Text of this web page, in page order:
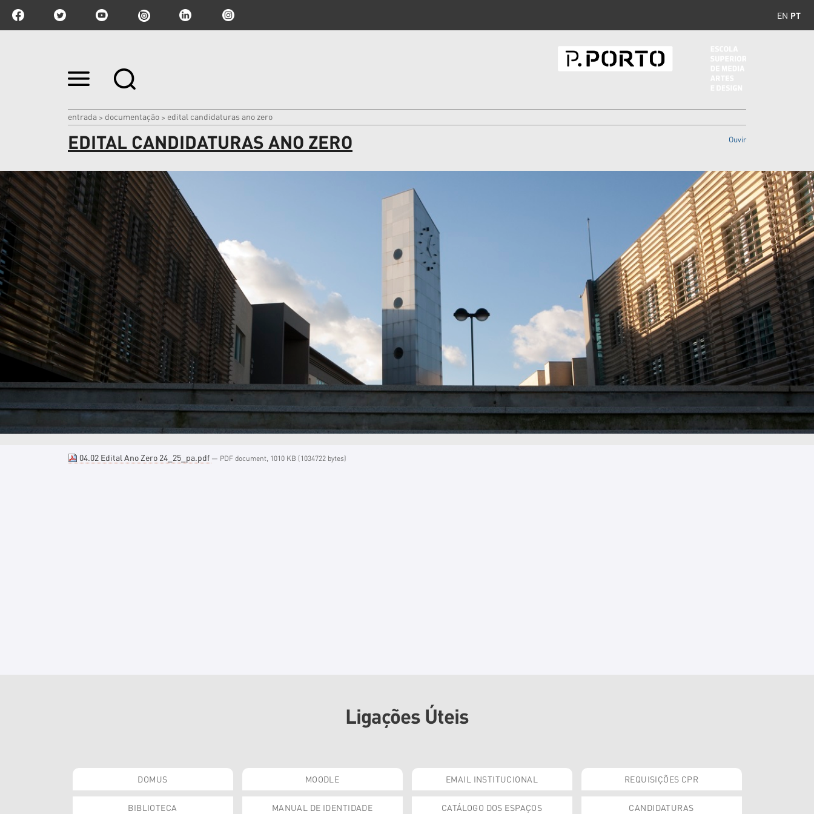
EN PT
Ir
para
|
Ir
para
entrada > documentação > edital candidaturas ano zero
EDITAL CANDIDATURAS ANO ZERO Ouvir
04.02 Edital Ano Zero 24_25_pa.pdf — PDF document, 1010 KB (1034722 bytes)
Ligações Úteis
DOMUS MOODLE EMAIL INSTITUCIONAL REQUISIÇÕES CPR
BIBLIOTECA MANUAL DE IDENTIDADE CATÁLOGO DOS ESPAÇOS CANDIDATURAS